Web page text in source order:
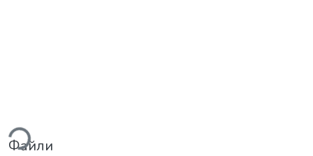
Файли